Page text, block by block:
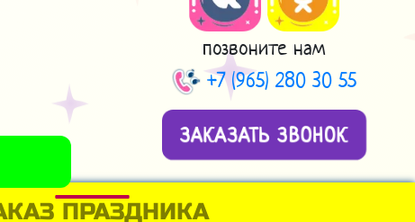
позвоните нам
+7 (965) 280 30 55
ЗАКАЗАТЬ ЗВОНОК
ПРАЗДНИКА